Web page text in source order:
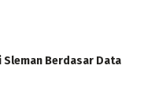
Sleman Berdasar Data